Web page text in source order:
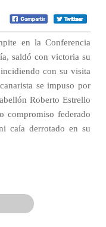
en la Conferencia
saldó con victoria su
con su visita
se impuso por
Roberto Estrello
compromiso federado
caía derrotado en su